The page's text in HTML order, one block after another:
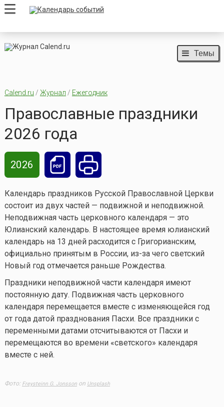
Темы
Calend.ru / Журнал / Ежегодник
Православные праздники
2026 года
2026
Календарь праздников Русской Православной Церкви
состоит из двух частей — подвижной и неподвижной.
Неподвижная часть церковного календаря — это
Юлианский календарь. В настоящее время юлианский
календарь на 13 дней расходится с Григорианским,
официально принятым в России, из-за чего светский
Новый год отмечается раньше Рождества.
Праздники неподвижной части календаря имеют
постоянную дату. Подвижная часть церковного
календаря перемещается вместе с изменяющейся год
от года датой празднования Пасхи. Все праздники с
переменными датами отсчитываются от Пасхи и
перемещаются во времени «светского» календаря
вместе с ней.
Фото: Freysteinn G. Jonssonon Unsplash